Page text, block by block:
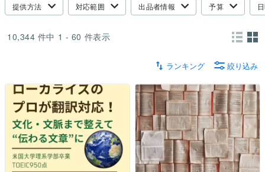
提供方法 対応範囲 出品者情報 予算
10,344 件中 1 - 60 件表示
ランキング 絞り込み